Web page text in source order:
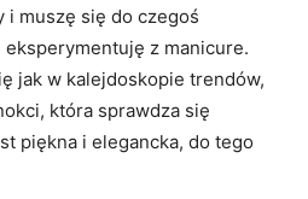
i muszę się do czegoś
z manicure.
jak w kalejdoskopie trendów,
która sprawdza się
piękna i elegancka, do tego